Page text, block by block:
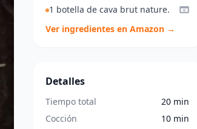
1 botella de cava brut nature.
Ver ingredientes en Amazon →
Detalles
Tiempo total
20 min
Cocción
10 min